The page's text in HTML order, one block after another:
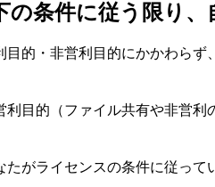
の条件に従う限り、
目的・非営利目的にかかわらず
利目的（ファイル共有や非営利
たがライセンスの条件に従って